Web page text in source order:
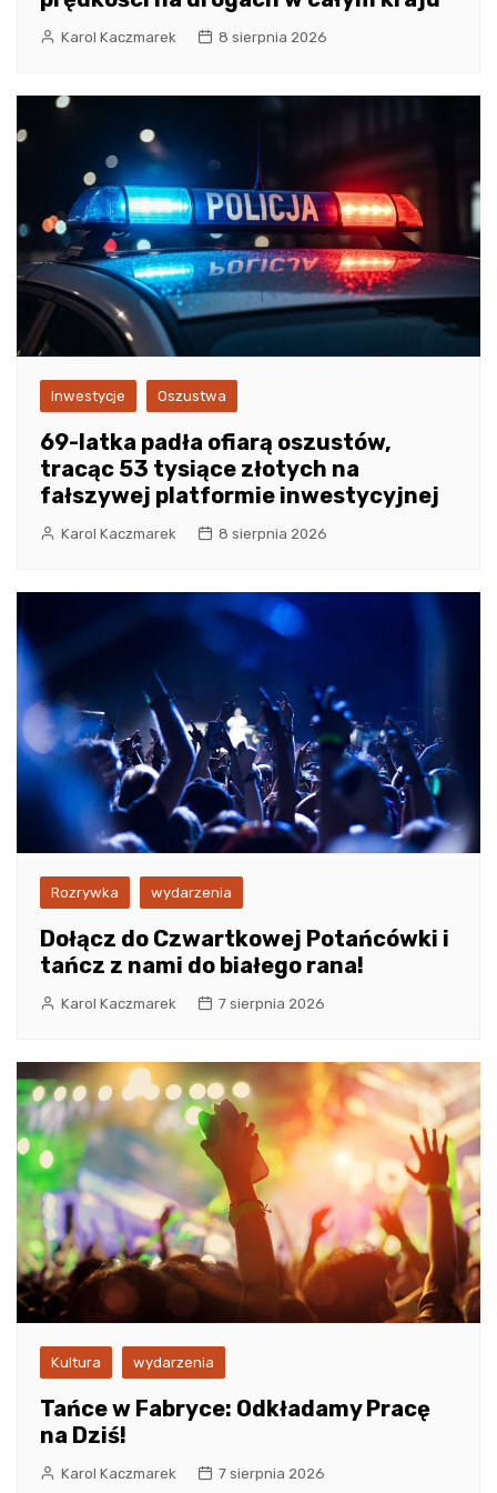
Karol Kaczmarek 8 sierpnia 2026
Inwestycje Oszustwa
69-latka padła ofiarą oszustów,
tracąc 53 tysiące złotych na
fałszywej platformie inwestycyjnej
Karol Kaczmarek 8 sierpnia 2026
Rozrywka wydarzenia
Dołącz do Czwartkowej Potańcówki i
tańcz z nami do białego rana!
Karol Kaczmarek 7 sierpnia 2026
Kultura wydarzenia
Tańce w Fabryce: Odkładamy Pracę
na Dziś!
Karol Kaczmarek 7 sierpnia 2026